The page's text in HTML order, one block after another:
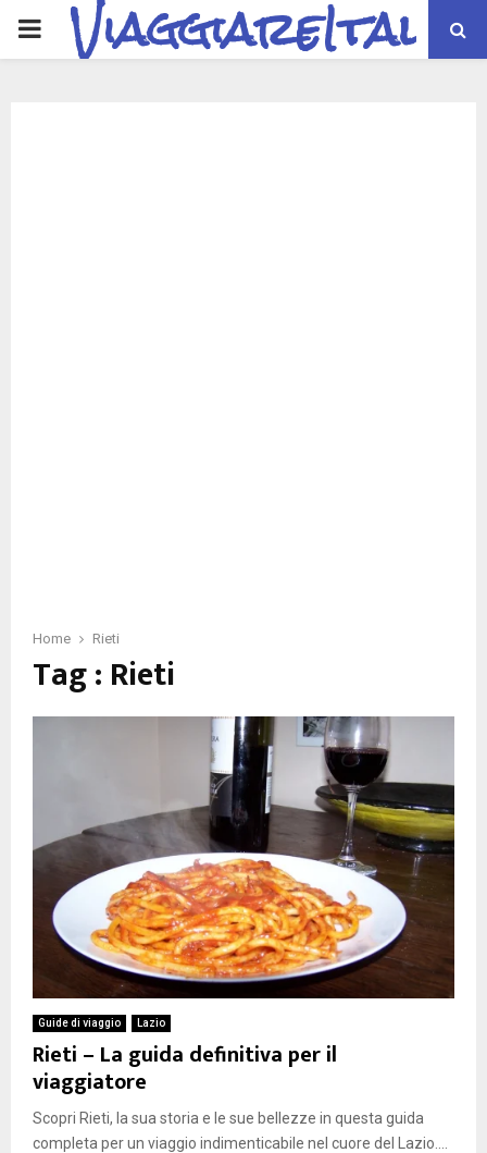
PRIMARYViaggiareItalia
Home Rieti
Tag : Rieti
Guide di viaggio Lazio
Rieti – La guida definitiva per il
viaggiatore
Scopri Rieti, la sua storia e le sue bellezze in questa guida
completa per un viaggio indimenticabile nel cuore del Lazio....